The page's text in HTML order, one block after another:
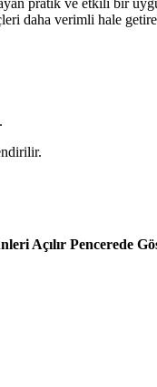
pratik ve etkili bir
daha verimli hale
Açılır Pencerede